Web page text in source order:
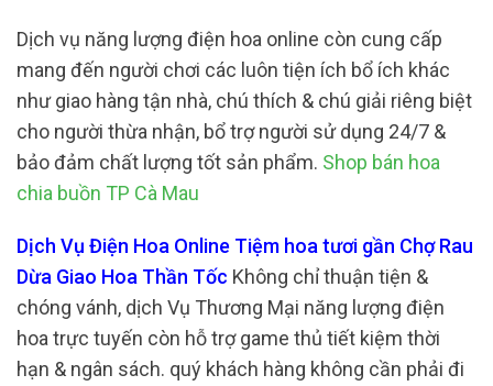
Dịch vụ năng lượng điện hoa online còn cung cấp
mang đến người chơi các luôn tiện ích bổ ích khác
như giao hàng tận nhà, chú thích & chú giải riêng biệt
cho người thừa nhận, bổ trợ người sử dụng 24/7 &
bảo đảm chất lượng tốt sản phẩm. Shop bán hoa
chia buồn TP Cà Mau
Dịch Vụ Điện Hoa Online Tiệm hoa tươi gần Chợ Rau
Dừa Giao Hoa Thần Tốc Không chỉ thuận tiện &
chóng vánh, dịch Vụ Thương Mại năng lượng điện
hoa trực tuyến còn hỗ trợ game thủ tiết kiệm thời
hạn & ngân sách. quý khách hàng không cần phải đi